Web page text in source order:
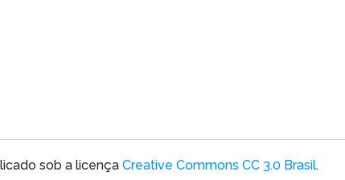
sob a licença Creative Commons CC 3.0 Brasil.